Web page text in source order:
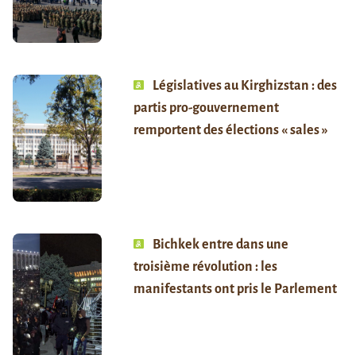
Législatives au Kirghizstan : des
partis pro-gouvernement
remportent des élections « sales »
Bichkek entre dans une
troisième révolution : les
manifestants ont pris le Parlement